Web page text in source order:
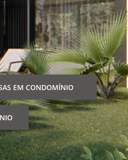
EM CONDOMÍNIO